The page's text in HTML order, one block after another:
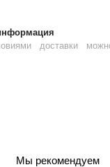
доставки
Мы рекомендуем